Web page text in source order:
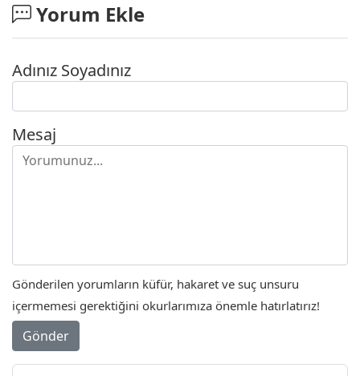
Yorum Ekle
Adınız Soyadınız
Mesaj
Gönderilen yorumların küfür, hakaret ve suç unsuru
içermemesi gerektiğini okurlarımıza önemle hatırlatırız!
Gönder